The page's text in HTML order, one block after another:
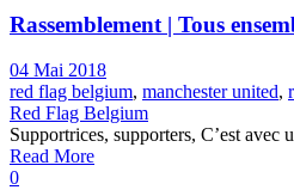
Rassemblement | Tous
04 Mai 2018
red flag belgium, manchester united,
Red Flag Belgium
Supportrices, supporters, C’est avec
Read More
0